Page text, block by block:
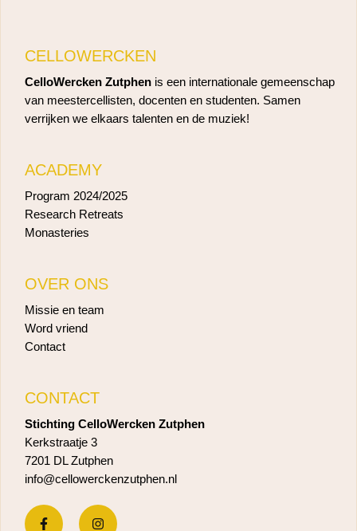
CELLOWERCKEN
CelloWercken Zutphen is een internationale gemeenschap
van meestercellisten, docenten en studenten. Samen
verrijken we elkaars talenten en de muziek!
ACADEMY
Program 2024/2025
Research Retreats
Monasteries
OVER ONS
Missie en team
Word vriend
Contact
CONTACT
Stichting CelloWercken Zutphen
Kerkstraatje 3
7201 DL Zutphen
info@cellowerckenzutphen.nl